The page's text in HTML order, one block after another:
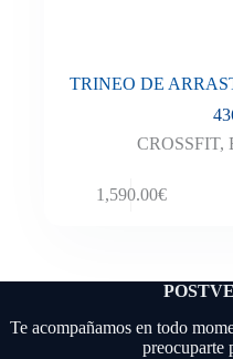
TRINEO DE
CROSSFIT,
1,590.00€
Te acompañamos en todo
preocuparte